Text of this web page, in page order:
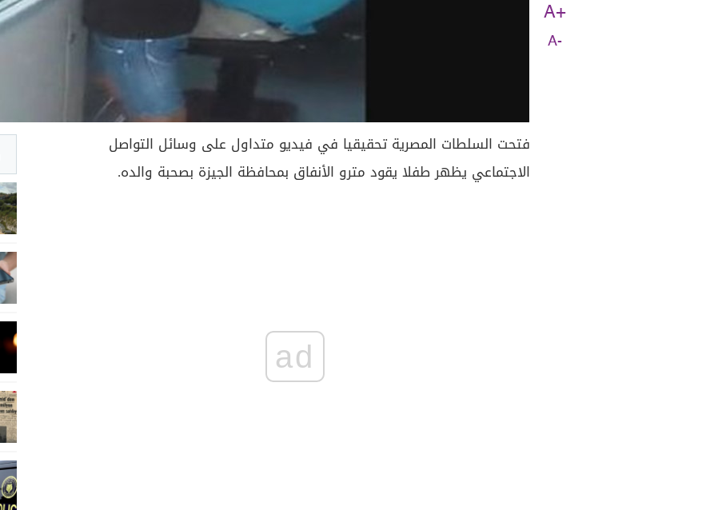
A+
A-
فتحت السلطات المصرية تحقيقيا في فيديو متداول على وسائل التواصل
الاجتماعي يظهر طفلا يقود مترو الأنفاق بمحافظة الجيزة بصحبة والده.
ad